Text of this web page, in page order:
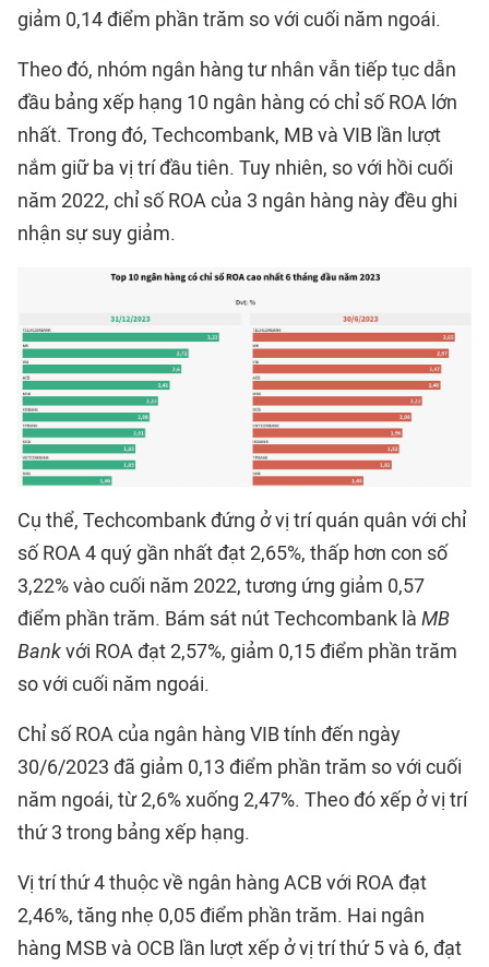
giảm 0,14 điểm phần trăm so với cuối năm ngoái.
Theo đó, nhóm ngân hàng tư nhân vẫn tiếp tục dẫn
đầu bảng xếp hạng 10 ngân hàng có chỉ số ROA lớn
nhất. Trong đó, Techcombank, MB và VIB lần lượt
nắm giữ ba vị trí đầu tiên. Tuy nhiên, so với hồi cuối
năm 2022, chỉ số ROA của 3 ngân hàng này đều ghi
nhận sự suy giảm.
Cụ thể, Techcombank đứng ở vị trí quán quân với chỉ
số ROA 4 quý gần nhất đạt 2,65%, thấp hơn con số
3,22% vào cuối năm 2022, tương ứng giảm 0,57
điểm phần trăm. Bám sát nút Techcombank là MB
Bankvới ROA đạt 2,57%, giảm 0,15 điểm phần trăm
so với cuối năm ngoái.
Chỉ số ROA của ngân hàng VIB tính đến ngày
30/6/2023 đã giảm 0,13 điểm phần trăm so với cuối
năm ngoái, từ 2,6% xuống 2,47%. Theo đó xếp ở vị trí
thứ 3 trong bảng xếp hạng.
Vị trí thứ 4 thuộc về ngân hàng ACB với ROA đạt
2,46%, tăng nhẹ 0,05 điểm phần trăm. Hai ngân
hàng MSB và OCB lần lượt xếp ở vị trí thứ 5 và 6, đạt